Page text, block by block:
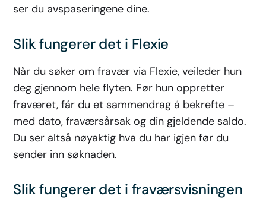
ser du avspaseringene dine.
Slik fungerer det i Flexie
Når du søker om fravær via Flexie, veileder hun
deg gjennom hele flyten. Før hun oppretter
fraværet, får du et sammendrag å bekrefte –
med dato, fraværsårsak og din gjeldende saldo.
Du ser altså nøyaktig hva du har igjen før du
sender inn søknaden.
Slik fungerer det i fraværsvisningen